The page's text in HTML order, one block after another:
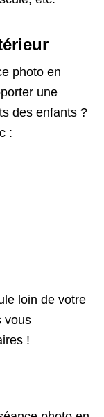
photo en
une
des enfants ?
:
loin de votre
vous
!